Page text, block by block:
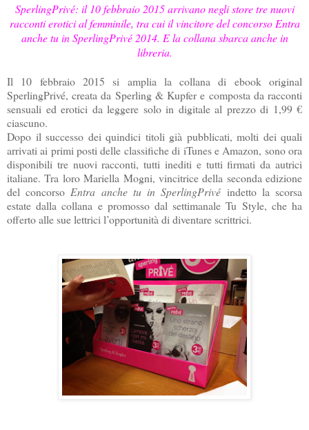
SperlingPrivé: il 10 febbraio 2015 arrivano negli store tre nuovi
racconti erotici al femminile, tra cui il vincitore del concorso Entra
anche tu in SperlingPrivé 2014. E la collana sbarca anche in
libreria.
Il 10 febbraio 2015 si amplia la collana di ebook original
SperlingPrivé, creata da Sperling & Kupfer e composta da racconti
sensuali ed erotici da leggere solo in digitale al prezzo di 1,99 €
ciascuno.
Dopo il successo dei quindici titoli già pubblicati, molti dei quali
arrivati ai primi posti delle classifiche di iTunes e Amazon, sono ora
disponibili tre nuovi racconti, tutti inediti e tutti firmati da autrici
italiane. Tra loro Mariella Mogni, vincitrice della seconda edizione
del concorso Entra anche tu in SperlingPrivé indetto la scorsa
estate dalla collana e promosso dal settimanale Tu Style, che ha
offerto alle sue lettrici l’opportunità di diventare scrittrici.